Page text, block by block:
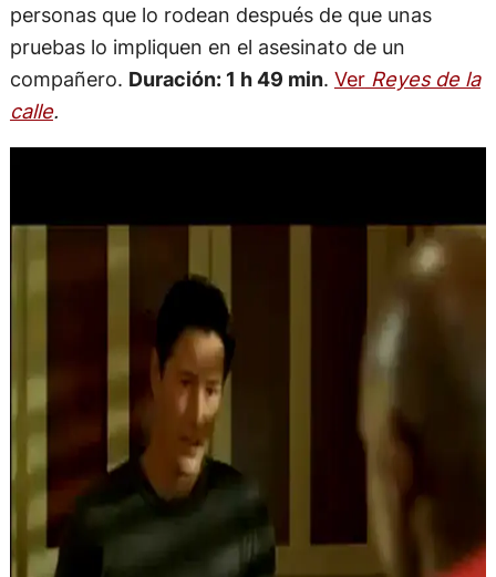
personas que lo rodean después de que unas
pruebas lo impliquen en el asesinato de un
compañero. Duración: 1 h 49 min. VerReyes de la
calle.